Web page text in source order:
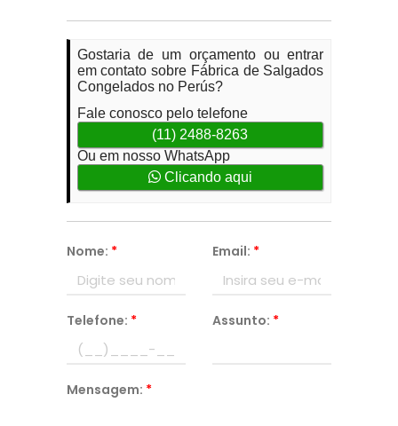
Gostaria de um orçamento ou entrar
em contato sobre Fábrica de Salgados
Congelados no Perús?
Fale conosco pelo telefone
(11) 2488-8263
Ou em nosso WhatsApp
Clicando aqui
Nome: * Email: *
Telefone: * Assunto: *
Mensagem: *